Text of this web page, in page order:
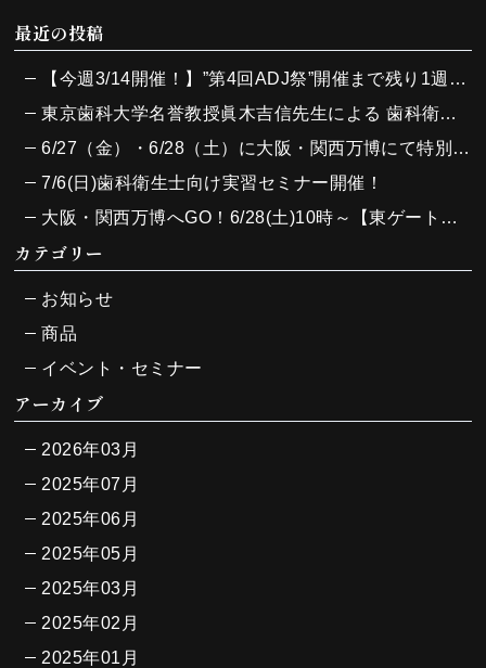
最近の投稿
【今週3/14開催！】”第4回ADJ祭”開催まで残り1週間となりました！
東京歯科大学名誉教授眞木吉信先生による 歯科衛生士向け実習セミナーを7/6（日）に開催しました！
6/27（金）・6/28（土）に大阪・関西万博にて特別イベントを開催し、大変多くの方々にご参加いただきました！
7/6(日)歯科衛生士向け実習セミナー開催！
大阪・関西万博へGO！6/28(土)10時～【東ゲート入ってすぐ】大阪ヘルスケアパビリオンにて主催のJ-SupportとADJが強力タッグで特別な1日を届けます！
カテゴリー
お知らせ
商品
イベント・セミナー
アーカイブ
2026年03月
2025年07月
2025年06月
2025年05月
2025年03月
2025年02月
2025年01月